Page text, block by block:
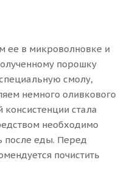
ее в микроволновке и
порошку
смолу,
немного оливкового
стала
необходимо
после еды. Перед
почистить